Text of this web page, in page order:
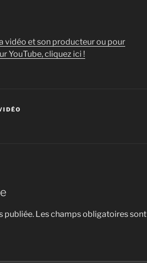
vidéo et son producteur ou pour
YouTube, cliquez ici !
publiée. Les champs obligatoires sont